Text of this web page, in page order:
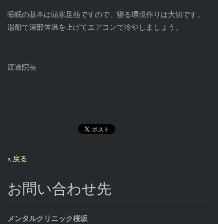
睡眠の基本は頭寒足熱ですので、寝る環境作りは大切です。
湯船で深部体温を上げてエアコンで冷やしましょう。
渡邊院長
« 戻る
お問い合わせ先
メンタルクリニック桜坂